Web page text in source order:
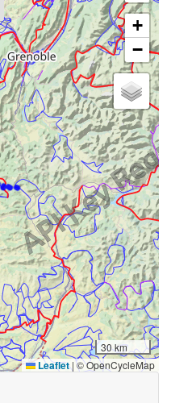
+
−
30 km
Leaflet |© OpenCycleMap